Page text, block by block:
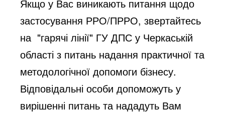
Якщо у Вас виникають питання щодо
застосування РРО/ПРРО, звертайтесь
на "гарячі лінії" ГУ ДПС у Черкаській
області з питань надання практичної та
методологічної допомоги бізнесу.
Відповідальні особи допоможуть у
вирішенні питань та нададуть Вам